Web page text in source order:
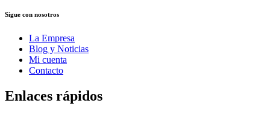
Sigue con nosotros
La Empresa
Blog y Noticias
Mi cuenta
Contacto
Enlaces rápidos